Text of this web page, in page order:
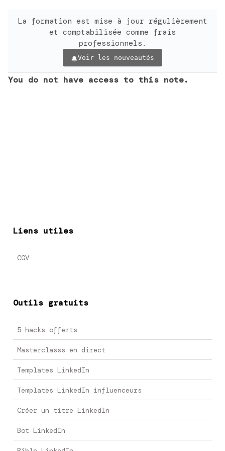
La formation est mise à jour régulièrement
et comptabilisée comme frais
professionnels.
Voir les nouveautés
You do not have access to this note.
Liens utiles
CGV
Outils gratuits
5 hacks offerts
Masterclasss en direct
Templates LinkedIn
Templates LinkedIn influenceurs
Créer un titre LinkedIn
Bot LinkedIn